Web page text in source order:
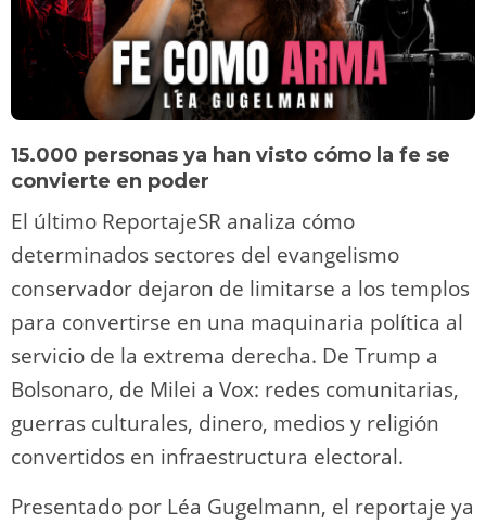
15.000 personas ya han visto cómo la fe se
convierte en poder
El último ReportajeSR analiza cómo
determinados sectores del evangelismo
conservador dejaron de limitarse a los templos
para convertirse en una maquinaria política al
servicio de la extrema derecha. De Trump a
Bolsonaro, de Milei a Vox: redes comunitarias,
guerras culturales, dinero, medios y religión
convertidos en infraestructura electoral.
Presentado por Léa Gugelmann, el reportaje ya